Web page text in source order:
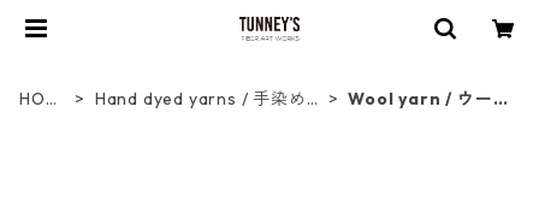
HOM
Hand dyed yarns / 手染め
Wool yarn / ウー